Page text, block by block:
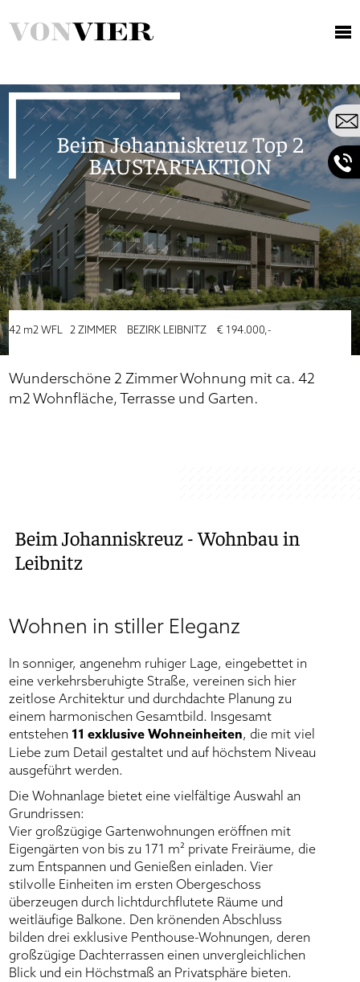
Beim Johanniskreuz Top 2
BAUSTARTAKTION
42 m2WFL 2 ZIMMER BEZIRK LEIBNITZ € 194.000,-
Wunderschöne 2 Zimmer Wohnung mit ca. 42
m2 Wohnfläche, Terrasse und Garten.
Beim Johanniskreuz - Wohnbau in
Leibnitz
Wohnen in stiller Eleganz
In sonniger, angenehm ruhiger Lage, eingebettet in
eine verkehrsberuhigte Straße, vereinen sich hier
zeitlose Architektur und durchdachte Planung zu
einem harmonischen Gesamtbild. Insgesamt
entstehen 11 exklusive Wohneinheiten, die mit viel
Liebe zum Detail gestaltet und auf höchstem Niveau
ausgeführt werden.
Die Wohnanlage bietet eine vielfältige Auswahl an
Grundrissen:
Vier großzügige Gartenwohnungen eröffnen mit
Eigengärten von bis zu 171 m² private Freiräume, die
zum Entspannen und Genießen einladen. Vier
stilvolle Einheiten im ersten Obergeschoss
überzeugen durch lichtdurchflutete Räume und
weitläufige Balkone. Den krönenden Abschluss
bilden drei exklusive Penthouse-Wohnungen, deren
großzügige Dachterrassen einen unvergleichlichen
Blick und ein Höchstmaß an Privatsphäre bieten.
(Datenschutzerklärung).